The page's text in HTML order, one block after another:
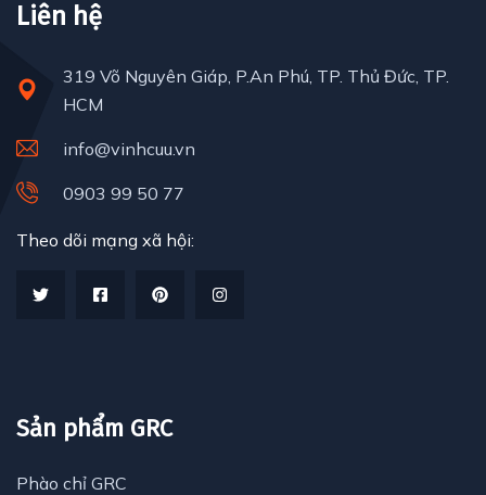
Liên hệ
319 Võ Nguyên Giáp, P.An Phú, TP. Thủ Đức, TP.
HCM
info@vinhcuu.vn
0903 99 50 77
Theo dõi mạng xã hội:
Sản phẩm GRC
Phào chỉ GRC